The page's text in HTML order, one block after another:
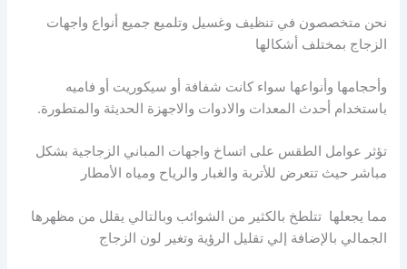
نحن متخصصون في تنظيف وغسيل وتلميع جميع أنواع واجهات
الزجاج بمختلف أشكالها
وأحجامها وأنواعها سواء كانت شفافة أو سيكوريت أو فاميه
باستخدام أحدث المعدات والادوات والاجهزة الحديثة والمتطورة.
تؤثر عوامل الطقس على اتساخ واجهات المباني الزجاجية بشكل
مباشر حيث تتعرض للأتربة والغبار والرياح ومياه الأمطار
مما يجعلها تتلطخ بالكثير من الشوائب وبالتالي يقلل من مظهرها
الجمالي بالإضافة إلي تقليل الرؤية وتغير لون الزجاج